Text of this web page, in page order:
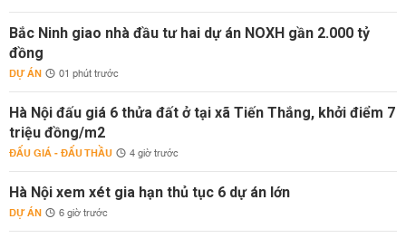
Bắc Ninh giao nhà đầu tư hai dự án NOXH gần 2.000 tỷ
đồng
DỰ ÁN 01 phút trước
Hà Nội đấu giá 6 thửa đất ở tại xã Tiến Thắng, khởi điểm 7
triệu đồng/m2
ĐẤU GIÁ - ĐẤU THẦU 4 giờ trước
Hà Nội xem xét gia hạn thủ tục 6 dự án lớn
DỰ ÁN 6 giờ trước